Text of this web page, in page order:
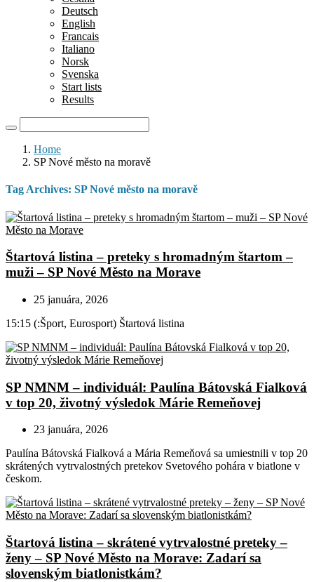
Deutsch
English
Francais
Italiano
Norsk
Svenska
Start lists
Results
Home
SP Nové město na moravě
Tag Archives: SP Nové město na moravě
Štartová listina – preteky s hromadným štartom –
muži – SP Nové Město na Morave
25 januára, 2026
15:15 (:Šport, Eurosport) Štartová listina
SP NMNM – individuál: Paulína Bátovská Fialková
v top 20, životný výsledok Márie Remeňovej
23 januára, 2026
Paulína Bátovská Fialková a Mária Remeňová sa umiestnili v top 20
skrátených vytrvalostných pretekov Svetového pohára v biatlone v
českom.
Štartová listina – skrátené vytrvalostné preteky –
ženy – SP Nové Město na Morave: Zadarí sa
slovenským biatlonistkám?